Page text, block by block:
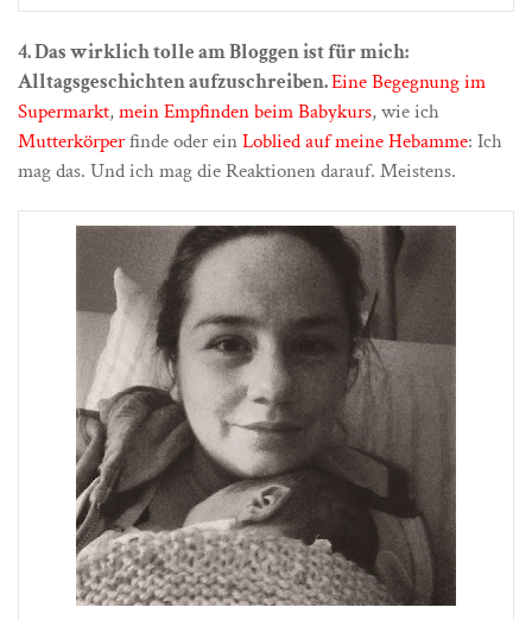
4. Das wirklich tolle am Bloggen ist für mich:
Alltagsgeschichten aufzuschreiben.Eine Begegnung im
Supermarkt,mein Empfinden beim Babykurs, wie ich
Mutterkörperfinde oder einLoblied auf meine Hebamme: Ich
mag das. Und ich mag die Reaktionen darauf. Meistens.